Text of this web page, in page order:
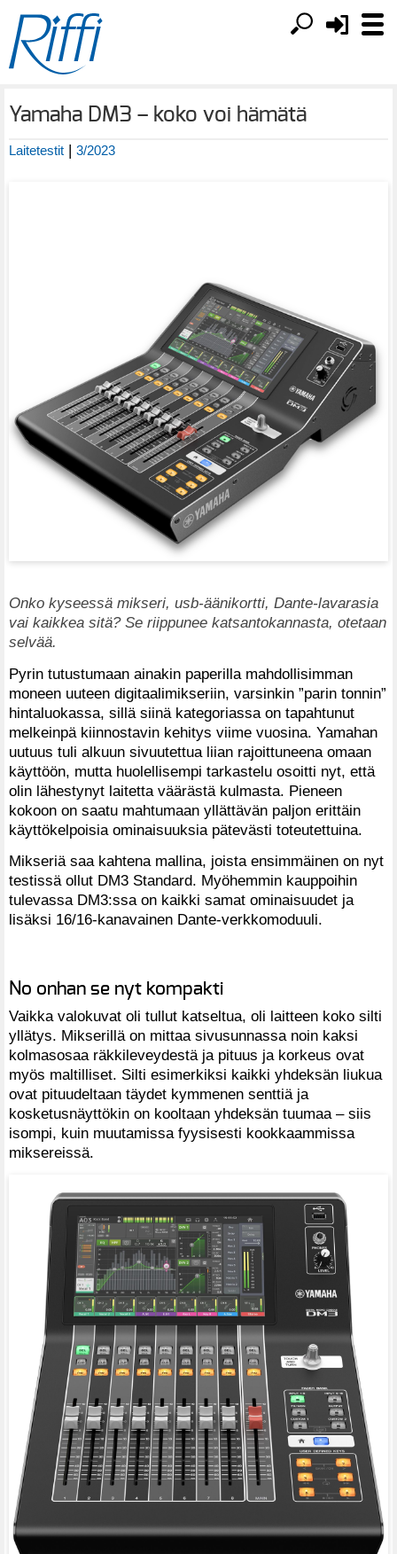
Yamaha DM3 – koko voi hämätä
Laitetestit | 3/2023
Onko kyseessä mikseri, usb-äänikortti, Dante-lavarasia
vai kaikkea sitä? Se riippunee katsantokannasta, otetaan
selvää.
Pyrin tutustumaan ainakin paperilla mahdollisimman
moneen uuteen digitaalimikseriin, varsinkin ”parin tonnin”
hintaluokassa, sillä siinä kategoriassa on tapahtunut
melkeinpä kiinnostavin kehitys viime vuosina. Yamahan
uutuus tuli alkuun sivuutettua liian rajoittuneena omaan
käyttöön, mutta huolellisempi tarkastelu osoitti nyt, että
olin lähestynyt laitetta väärästä kulmasta. Pieneen
kokoon on saatu mahtumaan yllättävän paljon erittäin
käyttökelpoisia ominaisuuksia pätevästi toteutettuina.
Mikseriä saa kahtena mallina, joista ensimmäinen on nyt
testissä ollut DM3 Standard. Myöhemmin kauppoihin
tulevassa DM3:ssa on kaikki samat ominaisuudet ja
lisäksi 16/16-kanavainen Dante-verkkomoduuli.
No onhan se nyt kompakti
Vaikka valokuvat oli tullut katseltua, oli laitteen koko silti
yllätys. Mikserillä on mittaa sivusunnassa noin kaksi
kolmasosaa räkkileveydestä ja pituus ja korkeus ovat
myös maltilliset. Silti esimerkiksi kaikki yhdeksän liukua
ovat pituudeltaan täydet kymmenen senttiä ja
kosketusnäyttökin on kooltaan yhdeksän tuumaa – siis
isompi, kuin muutamissa fyysisesti kookkaammissa
miksereissä.